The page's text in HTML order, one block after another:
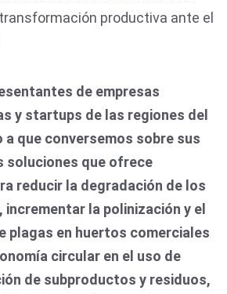
productiva ante el
de empresas
y startups de las regiones del
a que conversemos sobre sus
soluciones que ofrece
reducir la degradación de los
la polinización y el
plagas en huertos comerciales
circular en el uso de
de subproductos y residuos,